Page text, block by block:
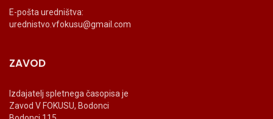
E-pošta uredništva:
urednistvo.vfokusu@gmail.com
ZAVOD
Izdajatelj spletnega časopisa je
Zavod V FOKUSU, Bodonci